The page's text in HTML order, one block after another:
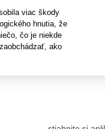
viac škody
hnutia, že
čo je niekde
ako